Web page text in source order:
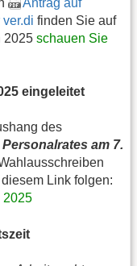
finden Sie auf
2025 schauen Sie
eingeleitet
des
am 7.
Link folgen:
2025